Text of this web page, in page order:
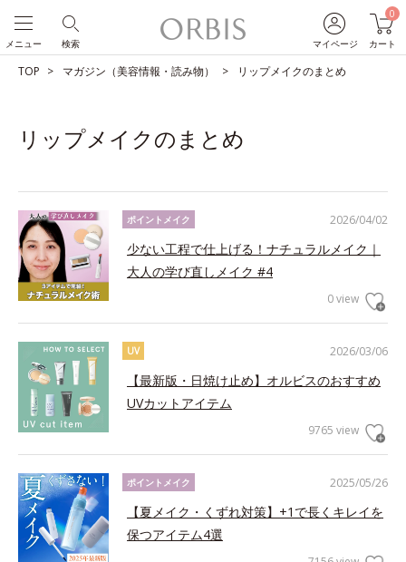
マイページ
0
カート
検索
メニュー
TOP マガジン（美容情報・読み物） リップメイクのまとめ
リップメイクのまとめ
2026/04/02
ポイントメイク
少ない工程で仕上げる！ナチュラルメイク｜
大人の学び直しメイク #4
0 view
2026/03/06
UV
【最新版・日焼け止め】オルビスのおすすめ
UVカットアイテム
9765 view
2025/05/26
ポイントメイク
【夏メイク・くずれ対策】+1で長くキレイを
保つアイテム4選